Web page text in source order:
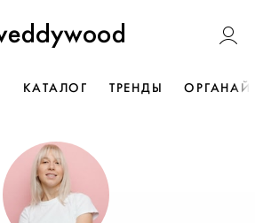
Weddywood
КАТАЛОГ ТРЕНДЫ